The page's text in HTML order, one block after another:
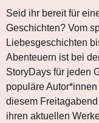
Seid ihr bereit für
Geschichten? Vom
Liebesgeschichten
Abenteuern ist bei
StoryDays für jeden
populäre
diesem
ihren aktuellen